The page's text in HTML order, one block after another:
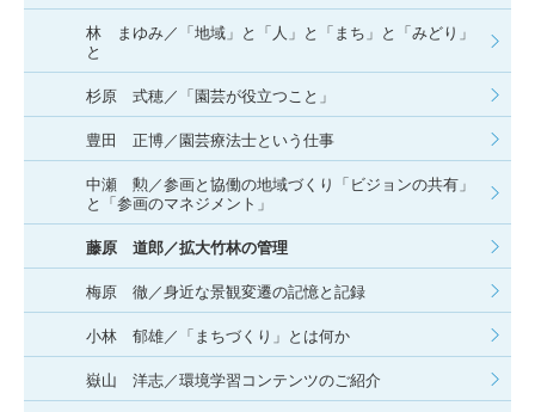
林 まゆみ／「地域」と「人」と「まち」と「みどり」
と
杉原 式穂／「園芸が役立つこと」
豊田 正博／園芸療法士という仕事
中瀬 勲／参画と協働の地域づくり「ビジョンの共有」
と「参画のマネジメント」
藤原 道郎／拡大竹林の管理
梅原 徹／身近な景観変遷の記憶と記録
小林 郁雄／「まちづくり」とは何か
嶽山 洋志／環境学習コンテンツのご紹介